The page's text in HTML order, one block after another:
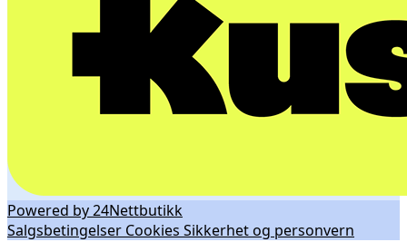
Powered by 24Nettbutikk
Salgsbetingelser Cookies Sikkerhet og personvern